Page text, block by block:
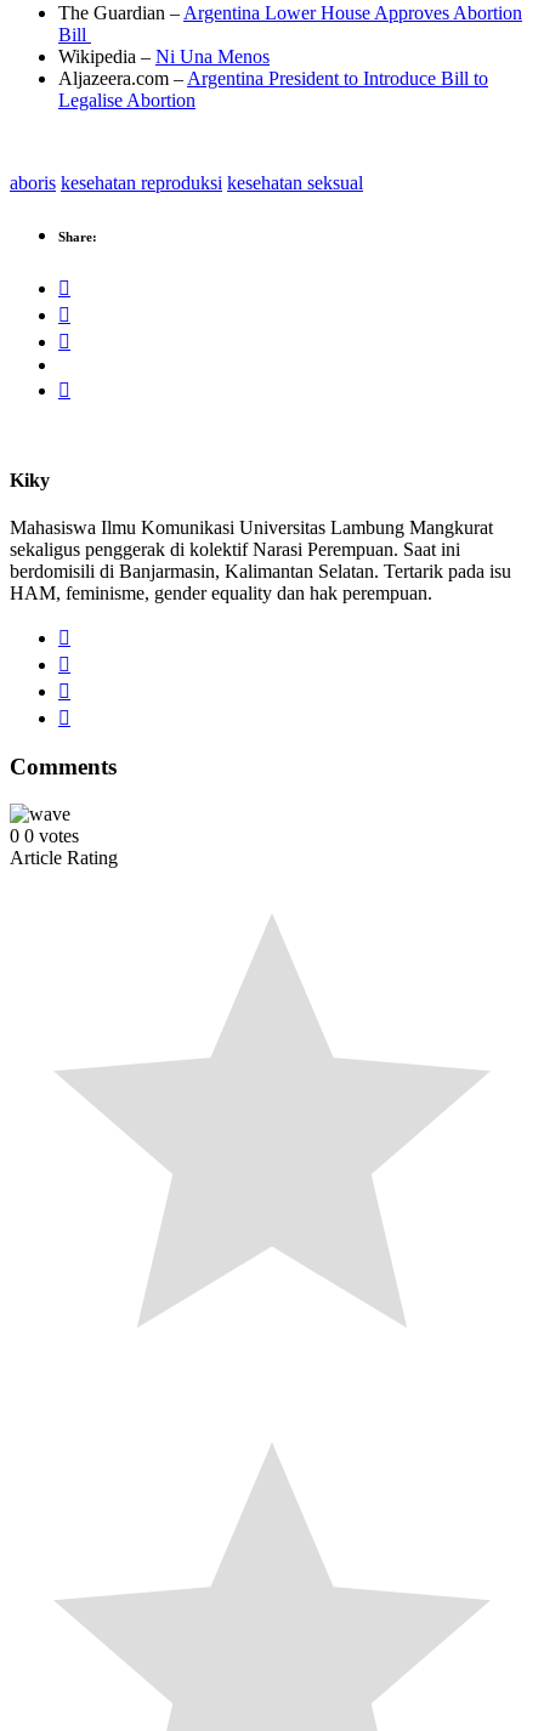
The Guardian – Argentina Lower House Approves Abortion
Bill
Wikipedia – Ni Una Menos
Aljazeera.com – Argentina President to Introduce Bill to
Legalise Abortion
aboris kesehatan reproduksi kesehatan seksual
Share:
Kiky
Mahasiswa Ilmu Komunikasi Universitas Lambung Mangkurat
sekaligus penggerak di kolektif Narasi Perempuan. Saat ini
berdomisili di Banjarmasin, Kalimantan Selatan. Tertarik pada isu
HAM, feminisme, gender equality dan hak perempuan.
Comments
0 0 votes
Article Rating